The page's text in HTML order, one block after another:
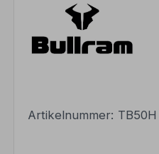
Artikelnummer: TB50H